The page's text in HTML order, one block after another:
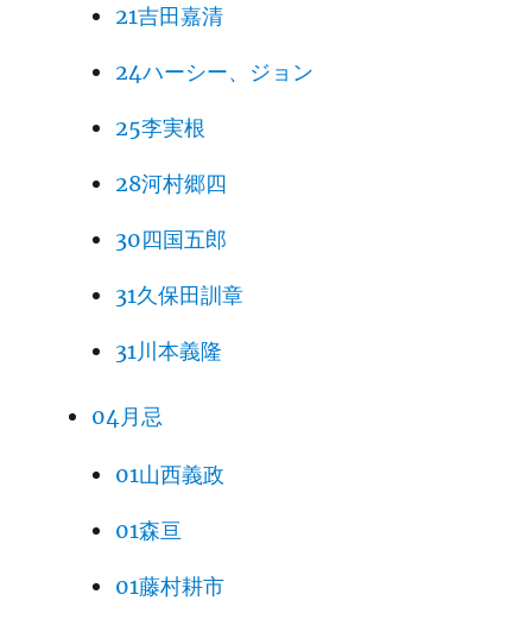
21吉田嘉清
24ハーシー、ジョン
25李実根
28河村郷四
30四国五郎
31久保田訓章
31川本義隆
04月忌
01山西義政
01森亘
01藤村耕市